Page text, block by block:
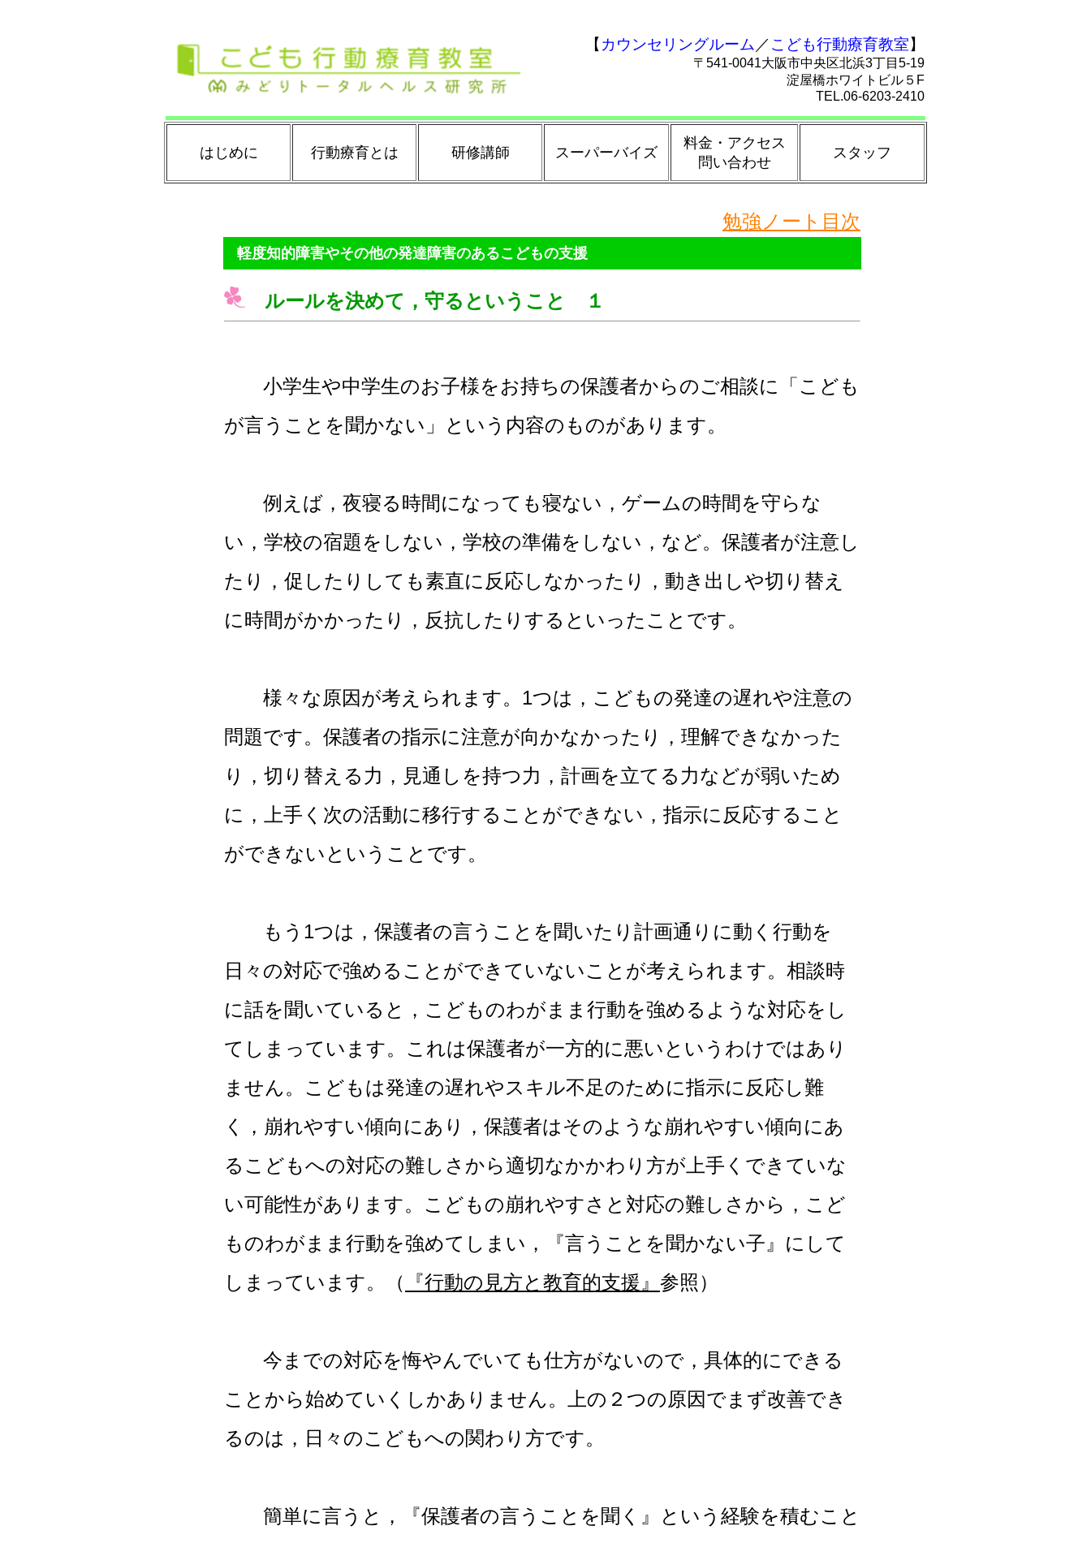
【 カウンセリングルーム ／ こども行動療育教室】
〒541-0041大阪市中央区北浜3丁目5-19
淀屋橋ホワイトビル５F
TEL.06-6203-2410
はじめに 行動療育とは 研修講師 スーパーバイズ
料金・アクセス
問い合わせ
スタッフ
勉強ノート目次
軽度知的障害やその他の発達障害のあるこどもの支援
ルールを決めて，守るということ １
小学生や中学生のお子様をお持ちの保護者からのご相談に「こども
が言うことを聞かない」という内容のものがあります。
例えば，夜寝る時間になっても寝ない，ゲームの時間を守らな
い，学校の宿題をしない，学校の準備をしない，など。保護者が注意し
たり，促したりしても素直に反応しなかったり，動き出しや切り替え
に時間がかかったり，反抗したりするといったことです。
様々な原因が考えられます。1つは，こどもの発達の遅れや注意の
問題です。保護者の指示に注意が向かなかったり，理解できなかった
り，切り替える力，見通しを持つ力，計画を立てる力などが弱いため
に，上手く次の活動に移行することができない，指示に反応すること
ができないということです。
もう1つは，保護者の言うことを聞いたり計画通りに動く行動を
日々の対応で強めることができていないことが考えられます。相談時
に話を聞いていると，こどものわがまま行動を強めるような対応をし
てしまっています。これは保護者が一方的に悪いというわけではあり
ません。こどもは発達の遅れやスキル不足のために指示に反応し難
く，崩れやすい傾向にあり，保護者はそのような崩れやすい傾向にあ
るこどもへの対応の難しさから適切なかかわり方が上手くできていな
い可能性があります。こどもの崩れやすさと対応の難しさから，こど
ものわがまま行動を強めてしまい，『言うことを聞かない子』にして
しまっています。（
『行動の見方と教育的支援』 参照）
今までの対応を悔やんでいても仕方がないので，具体的にできる
ことから始めていくしかありません。上の２つの原因でまず改善でき
るのは，日々のこどもへの関わり方です。
簡単に言うと，『保護者の言うことを聞く』という経験を積むこと